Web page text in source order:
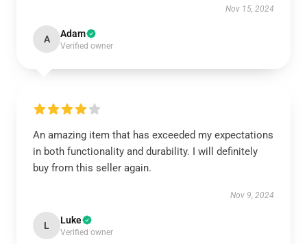
Nov 15, 2024
A Adam
Verified owner
An amazing item that has exceeded my expectations
in both functionality and durability. I will definitely
buy from this seller again.
Nov 9, 2024
L Luke
Verified owner